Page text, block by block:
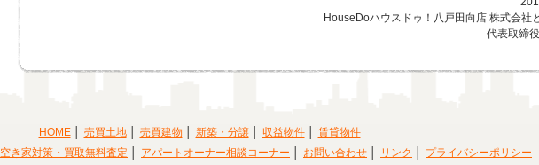
HouseDoハウスドゥ！八戸田向店 株式会社
代表取締
HOME 売買土地 売買建物 新築・分譲 収益物件
賃貸物件
空き家対策・買取無料査定 アパートオーナー相談コーナー お問い合わせ リンク プライバシーポリシー